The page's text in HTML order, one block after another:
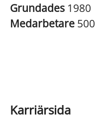
Grundades 1980
Medarbetare 500
Karriärsida